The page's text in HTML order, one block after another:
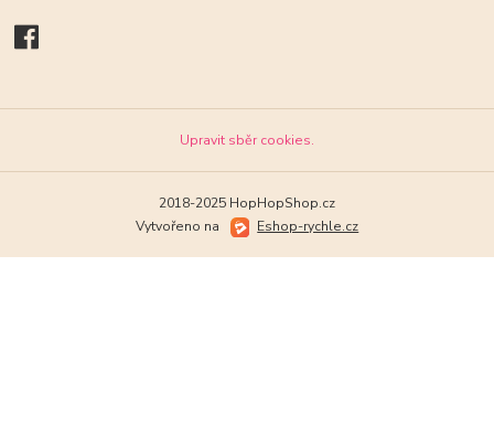
Upravit sběr cookies.
2018-2025 HopHopShop.cz
Vytvořeno na
Eshop-rychle.cz